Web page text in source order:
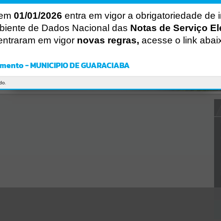
01/01/2026 entra em vigor a obrigatoriedade de
de Dados Nacional das Notas de Serviço
em vigor novas regras, acesse o link
- MUNICIPIO DE GUARACIABA
CÓDIGO DA MENSAGEM: EST-000040
Ocorreu um erro de script:
Uncaught SyntaxError: Unexpected token '('
https://guaraciaba.atende.net/cidadao/pagina/static/bundle/wpo_in
dex_2_base_l2_portal_editores_sync_d9fb77cfd5741fafc9972edc7a6
Verificar Mais Detalhes